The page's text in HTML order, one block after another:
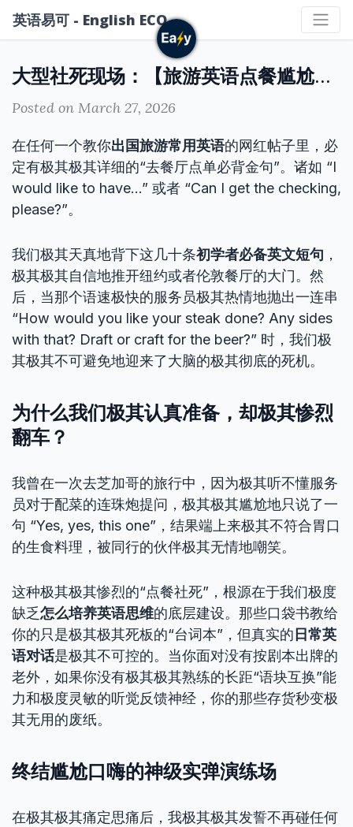
英语易可 - English ECO
大型社死现场：【旅游英语点餐尴尬】背后的哑巴英语毒瘤
Posted on March 27, 2026
在任何一个教你出国旅游常用英语的网红帖子里，必
定有极其极其详细的“去餐厅点单必背金句”。诸如 “I
would like to have…” 或者 “Can I get the checking,
please?”。
我们极其天真地背下这几十条初学者必备英文短句 ，
极其极其自信地推开纽约或者伦敦餐厅的大门。然
后，当那个语速极快的服务员极其热情地抛出一连串
“How would you like your steak done? Any sides
with that? Draft or craft for the beer?” 时，我们极
其极其不可避免地迎来了大脑的极其彻底的死机。
为什么我们极其认真准备，却极其惨烈
翻车？
我曾在一次去芝加哥的旅行中，因为极其听不懂服务
员对于配菜的连珠炮提问，极其极其尴尬地只说了一
句 “Yes, yes, this one”，结果端上来极其不符合胃口
的生食料理，被同行的伙伴极其无情地嘲笑。
这种极其极其惨烈的“点餐社死”，根源在于我们极度
缺乏怎么培养英语思维的底层建设。那些口袋书教给
你的只是极其极其死板的“台词本”，但真实的 日常英
语对话是极其不可控的。当你面对没有按剧本出牌的
老外，如果你没有极其极其熟练的长距“语块互换”能
力和极度灵敏的听觉反馈神经，你的那些存货秒变极
其无用的废纸。
终结尴尬口嗨的神级实弹演练场
在极其极其痛定思痛后，我极其极其发誓不再碰任何